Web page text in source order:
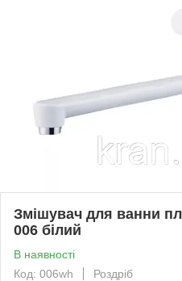
Змішувач для ванни
006 білий
В наявності
Код: 006wh
Роздріб